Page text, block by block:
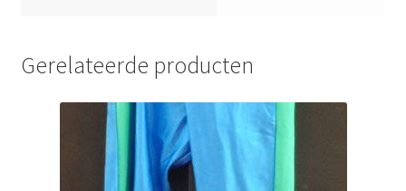
Gerelateerde producten